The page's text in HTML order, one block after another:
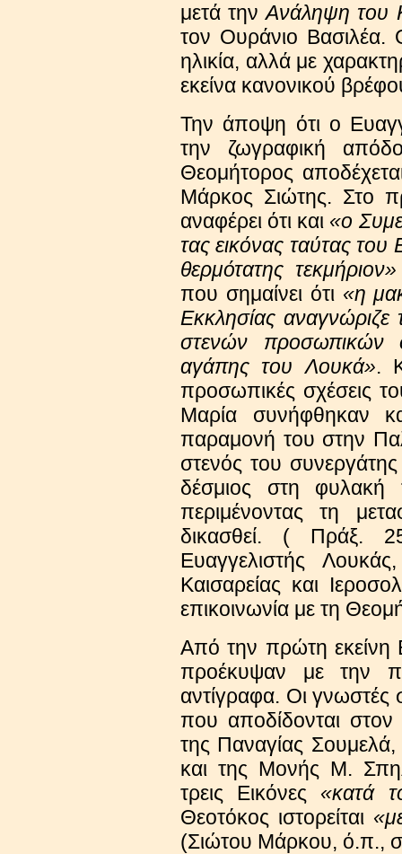
μετά τηνΑνάληψη του
τον Ουράνιο Βασιλέα.
ηλικία, αλλά με
εκείνα κανονικού
Την άποψη ότι ο
την ζωγραφική
Θεομήτορος
Μάρκος Σιώτης. Στο
αναφέρει ότι και «ο
τας εικόνας ταύτας
θερμότατης
που σημαίνει ότι «η
Εκκλησίας
στενών προσωπικών
αγάπης του Λουκά».
προσωπικές σχέσεις
Μαρία συνήφθηκαν
παραμονή του στην
στενός του
δέσμιος στη φυλακή
περιμένοντας τη
δικασθεί. ( Πράξ.
Ευαγγελιστής
Καισαρείας και
επικοινωνία με τη
Από την πρώτη εκείνη
προέκυψαν με την
αντίγραφα. Οι γνωστές
που αποδίδονται στον
της Παναγίας
και της Μονής Μ.
τρεις Εικόνες «κατά
Θεοτόκος ιστορείται
(Σιώτου Μάρκου, ό.π.,